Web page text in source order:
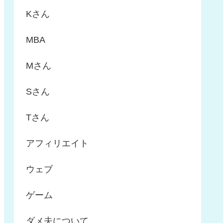
Kさん
MBA
Mさん
Sさん
Tさん
アフィリエイト
ウェブ
ゲーム